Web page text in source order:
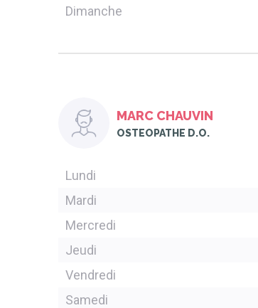
Dimanche
MARC CHAUVIN
OSTEOPATHE D.O.
Lundi
Mardi
Mercredi
Jeudi
Vendredi
Samedi